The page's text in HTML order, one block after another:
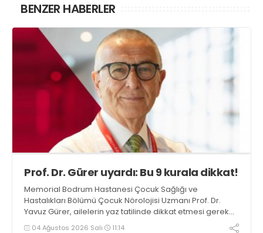
BENZER HABERLER
Prof. Dr. Gürer uyardı: Bu 9 kurala dikkat!
Memorial Bodrum Hastanesi Çocuk Sağlığı ve
Hastalıkları Bölümü Çocuk Nörolojisi Uzmanı Prof. Dr.
Yavuz Gürer, ailelerin yaz tatilinde dikkat etmesi gereken
önemli noktalar hakkında bilgi verdi
04 Ağustos 2026 Salı 11:14